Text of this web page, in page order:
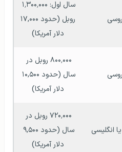
روسی
دلار آمریکا)
روسی
دلار آمریکا)
انگلیسی
دلار آمریکا)